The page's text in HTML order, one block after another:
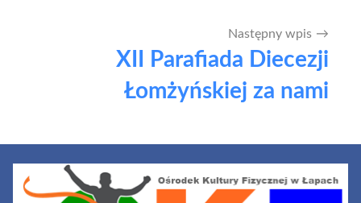
Następny wpis
XII Parafiada Diecezji
Łomżyńskiej za nami